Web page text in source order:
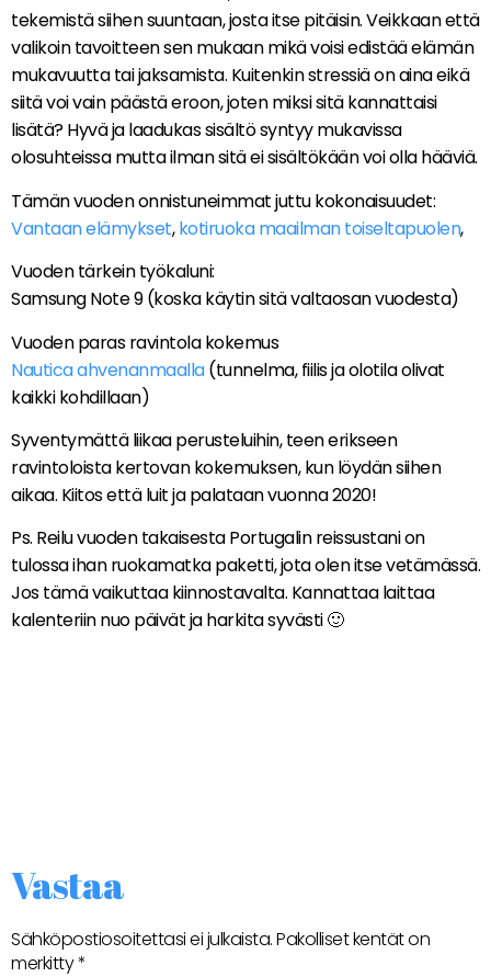
tekemistä siihen suuntaan, josta itse pitäisin. Veikkaan että
valikoin tavoitteen sen mukaan mikä voisi edistää elämän
mukavuutta tai jaksamista. Kuitenkin stressiä on aina eikä
siitä voi vain päästä eroon, joten miksi sitä kannattaisi
lisätä? Hyvä ja laadukas sisältö syntyy mukavissa
olosuhteissa mutta ilman sitä ei sisältökään voi olla hääviä.
Tämän vuoden onnistuneimmat juttu kokonaisuudet:
Vantaan elämykset,kotiruoka maailman toiseltapuolen,
Vuoden tärkein työkaluni:
Samsung Note 9 (koska käytin sitä valtaosan vuodesta)
Vuoden paras ravintola kokemus
Nautica ahvenanmaalla(tunnelma, fiilis ja olotila olivat
kaikki kohdillaan)
Syventymättä liikaa perusteluihin, teen erikseen
ravintoloista kertovan kokemuksen, kun löydän siihen
aikaa. Kiitos että luit ja palataan vuonna 2020!
Ps. Reilu vuoden takaisesta Portugalin reissustani on
tulossa ihan ruokamatka paketti, jota olen itse vetämässä.
Jos tämä vaikuttaa kiinnostavalta. Kannattaa laittaa
kalenteriin nuo päivät ja harkita syvästi 🙂
Vastaa
Sähköpostiosoitettasi ei julkaista.Pakolliset kentät on
merkitty*